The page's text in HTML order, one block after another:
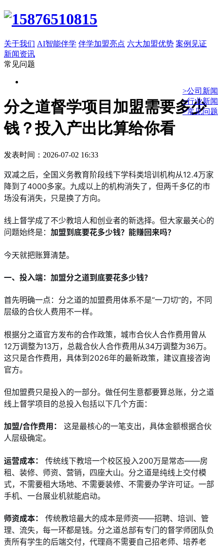
关于我们 AI智能伴学 伴学加盟亮点 六大加盟优势 案例见证
新闻资讯
常见问题
>公司新闻
>行业新闻
>常见问题
分之道督学项目加盟需要多少
钱？投入产出比算给你看
发表时间：2026-07-02 16:33
双减之后，全国义务教育阶段线下学科类培训机构从12.4万家
降到了4000多家。九成以上的机构消失了，但两千多亿的市
场没有消失，只是换了方向。
线上督学成了不少教培人和创业者的新选择。但大家最关心的
问题始终是： 加盟到底要花多少钱？能赚回来吗？
今天就把账算清楚。
一、投入端：加盟分之道到底要花多少钱？
首先明确一点：分之道的加盟费用体系不是“一刀切”的，不同
层级的合伙人费用不一样。
根据分之道官方发布的合作政策，城市合伙人合作费用曾从
12万调整为13万，总裁合伙人合作费用从34万调整为36万。
这只是合作费用，具体到2026年的最新政策，建议直接咨询
官方。
但加盟费只是投入的一部分。做任何生意都要算总账，分之道
线上督学项目的总投入包括以下几个方面：
加盟/合作费用：
这是最核心的一笔支出，具体金额根据合伙
人层级确定。
运营成本：
传统线下教培一个校区投入200万是常态——房
租、装修、师资、营销，四座大山。分之道是纯线上交付模
式，不需要租大场地、不需要装修、不需要办学许可证。一部
手机、一台展业机就能启动。
师资成本：
传统教培最大的成本是师资——招聘、培训、管
理、流失，每一环都是钱。分之道总部有专门的督学师团队负
责所有学生的后端交付，代理商不需要自己招老师、培养老